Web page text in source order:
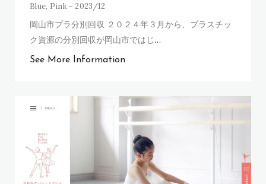
Blue, Pink 2023/12
岡山市プラ分別回収 ２０２４年３月から、プラスチッ
ク資源の分別回収が岡山市ではじ…
See More Information